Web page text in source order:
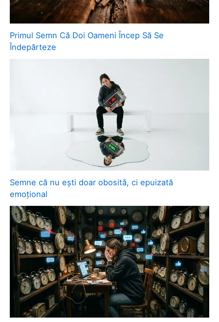
Primul Semn Că Doi Oameni Încep Să Se
Îndepărteze
Semne că nu ești doar obosită, ci epuizată
emoțional